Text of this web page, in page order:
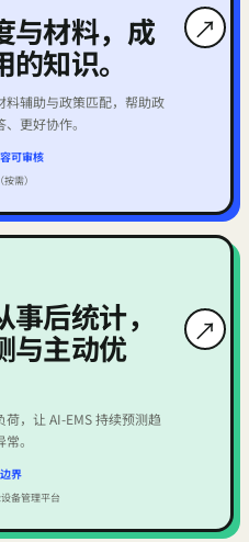
与材料，成
知识。
料辅助与政策匹配，帮助政
更好协作。
可审核
需）
↗
后统计，
与主动优
，让 AI‑EMS 持续预测趋
。
界
备管理平台
↗